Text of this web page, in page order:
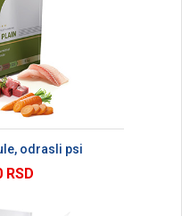
odrasli psi
RSD